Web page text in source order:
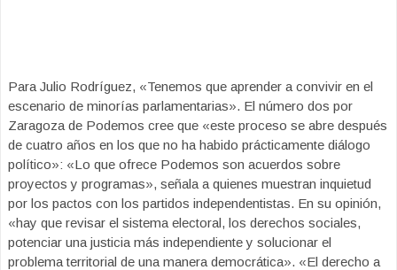
Para Julio Rodríguez, «Tenemos que aprender a convivir en el
escenario de minorías parlamentarias». El número dos por
Zaragoza de Podemos cree que «este proceso se abre después
de cuatro años en los que no ha habido prácticamente diálogo
político»: «Lo que ofrece Podemos son acuerdos sobre
proyectos y programas», señala a quienes muestran inquietud
por los pactos con los partidos independentistas. En su opinión,
«hay que revisar el sistema electoral, los derechos sociales,
potenciar una justicia más independiente y solucionar el
problema territorial de una manera democrática». «El derecho a